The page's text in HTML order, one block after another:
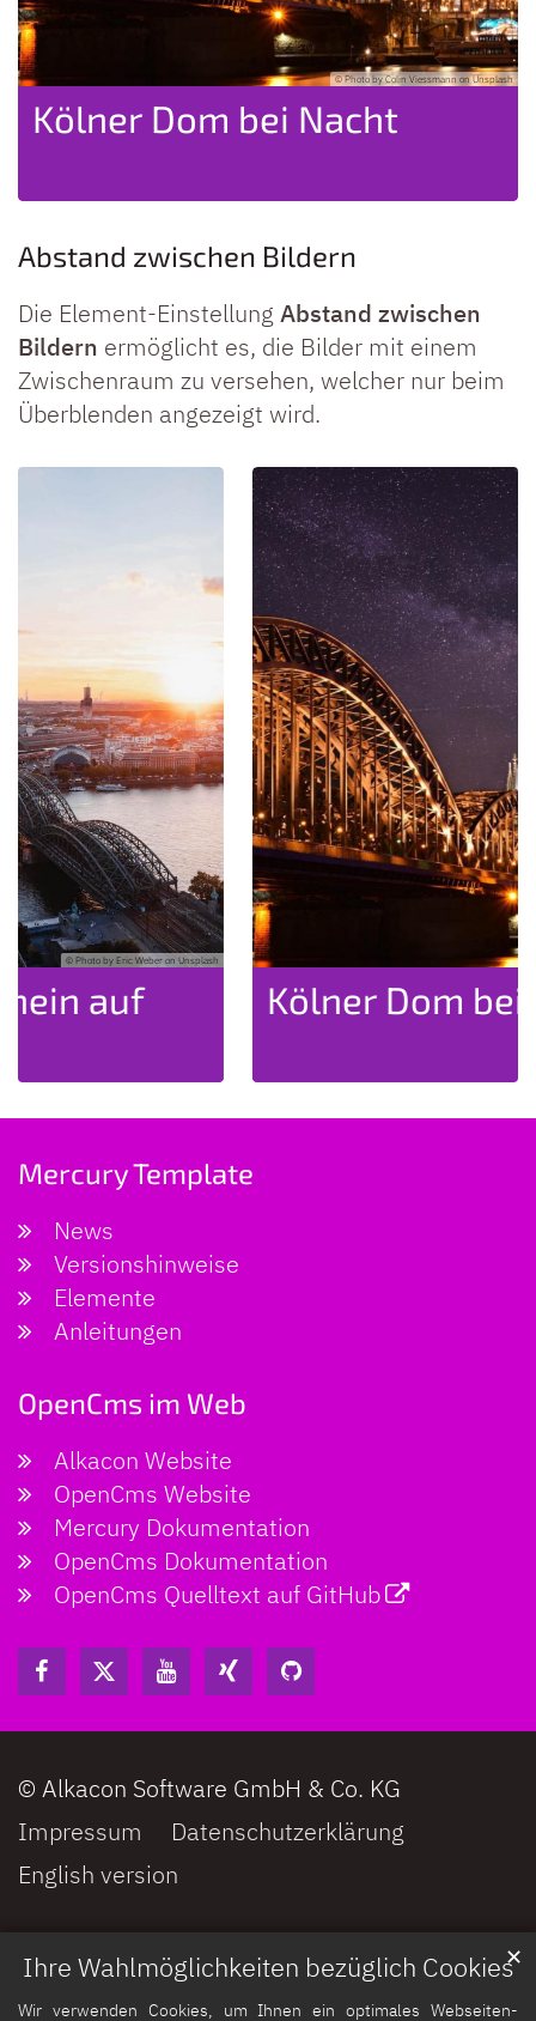
Ihre Wahlmöglichkeiten bezüglich Cookies
Wir verwenden Cookies, um Ihnen ein optimales Webseiten-
✕
© Photo by Colin Viessmann on Unsplash
Kölner Dom bei Nacht
Abstand zwischen Bildern
Die Element-Einstellung Abstand zwischen
Bildern ermöglicht es, die Bilder mit einem
Zwischenraum zu versehen, welcher nur beim
Überblenden angezeigt wird.
© Photo by Colin Viessmann on Unsplash
Kölner Dom bei Nacht
Mercury Template
News
Versionshinweise
Elemente
Anleitungen
OpenCms im Web
Alkacon Website
OpenCms Website
Mercury Dokumentation
OpenCms Dokumentation
OpenCms Quelltext auf GitHub
© Alkacon Software GmbH & Co. KG
Impressum
Datenschutzerklärung
English version